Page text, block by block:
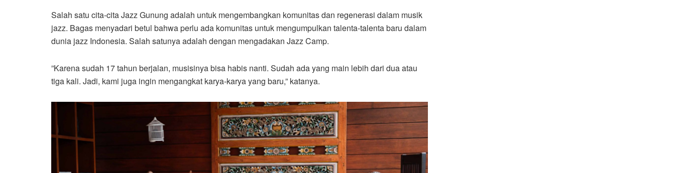
Salah satu cita-cita Jazz Gunung adalah untuk mengembangkan komunitas dan regenerasi dalam musik
jazz. Bagas menyadari betul bahwa perlu ada komunitas untuk mengumpulkan talenta-talenta baru dalam
dunia jazz Indonesia. Salah satunya adalah dengan mengadakan Jazz Camp.
”Karena sudah 17 tahun berjalan, musisinya bisa habis nanti. Sudah ada yang main lebih dari dua atau
tiga kali. Jadi, kami juga ingin mengangkat karya-karya yang baru,” katanya.